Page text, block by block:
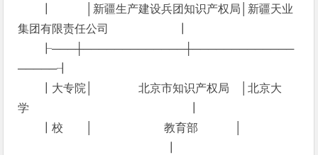
┃ │新疆生产建设兵团知识产权局│新疆天业
集团有限责任公司 ┃
┠───┼─────────────┼─────────────
─────┨
┃大专院│ 北京市知识产权局 │北京大
学 ┃
┃校 │ 教育部 │